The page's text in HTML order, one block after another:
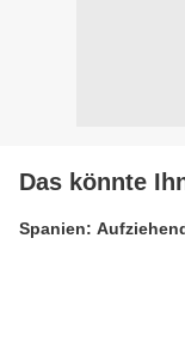
Das könnte
Spanien: